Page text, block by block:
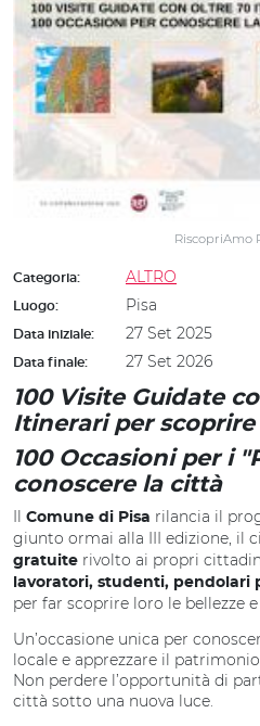
RiscopriAmo
Categoria: ALTRO
Luogo: Pisa
Data iniziale: 27 Set 2025
Data finale: 27 Set 2026
100 Visite Guidate
Itinerari per scoprire
100 Occasioni per i
conoscere la città
Comune di Pisa rilancia il
giunto ormai alla III edizione, il
gratuite rivolto ai propri
lavoratori, studenti, pendolari
per far scoprire loro le bellezze
Un’occasione unica per
locale e apprezzare il
Non perdere l’opportunità di
città sotto una nuova luce.